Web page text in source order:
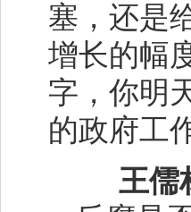
塞，还是
增长的幅
字，你明
的政府工
王儒